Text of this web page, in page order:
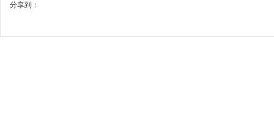
分享到：